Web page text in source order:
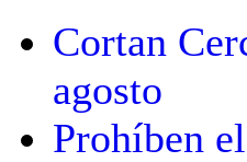
Cortan
agosto
Prohíben